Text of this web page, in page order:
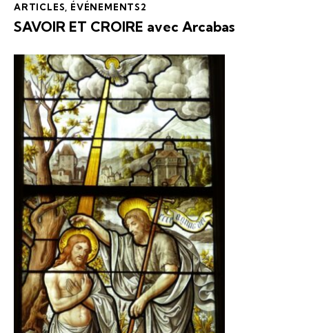
ARTICLES ÉVÉNEMENTS2
SAVOIR ET CROIRE avec Arcabas